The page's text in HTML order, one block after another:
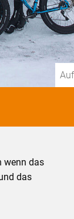
wenn das
das